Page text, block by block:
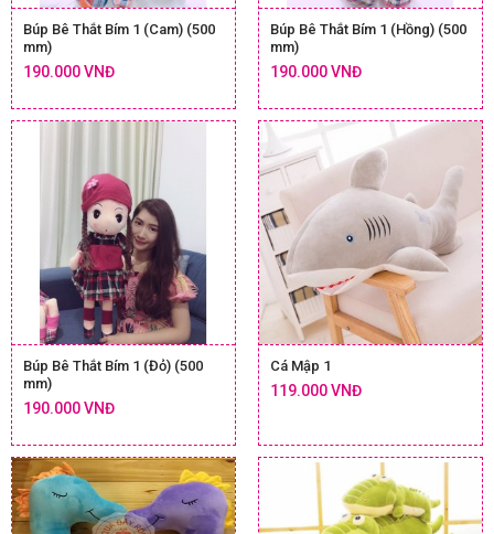
Búp Bê Thắt Bím 1 (Cam) (500
mm)
190.000 VNĐ
Búp Bê Thắt Bím 1 (Hồng) (500
mm)
190.000 VNĐ
Búp Bê Thắt Bím 1 (Đỏ) (500
mm)
190.000 VNĐ
Cá Mập 1
119.000 VNĐ